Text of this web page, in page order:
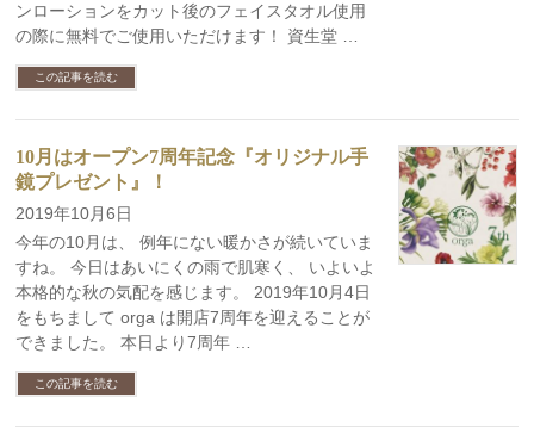
ンローションをカット後のフェイスタオル使用
の際に無料でご使用いただけます！ 資生堂 …
この記事を読む
10月はオープン7周年記念『オリジナル手
鏡プレゼント』！
2019年10月6日
今年の10月は、 例年にない暖かさが続いていま
すね。 今日はあいにくの雨で肌寒く、 いよいよ
本格的な秋の気配を感じます。 2019年10月4日
をもちまして orga は開店7周年を迎えることが
できました。 本日より7周年 …
この記事を読む